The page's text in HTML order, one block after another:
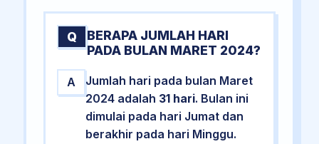
Q
BERAPA JUMLAH HARI
PADA BULAN MARET 2024?
A
Jumlah hari pada bulan Maret
2024 adalah 31 hari. Bulan ini
dimulai pada hari Jumat dan
berakhir pada hari Minggu.